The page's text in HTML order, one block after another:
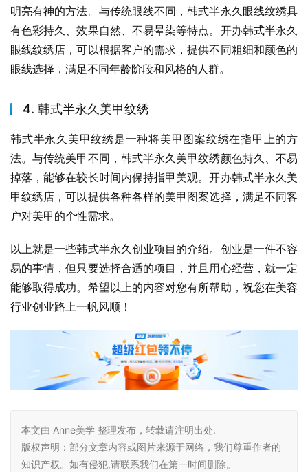
明亮有神的方法。与传统眼线不同，韩式半永久眼线纹绣具
有色彩持久、效果自然、不易晕染等特点。开办韩式半永久
眼线纹绣店，可以根据客户的需求，提供不同粗细和颜色的
眼线选择，满足不同年龄阶段和风格的人群。
4. 韩式半永久美甲纹绣
韩式半永久美甲纹绣是一种将美甲图案纹绣在指甲上的方
法。与传统美甲不同，韩式半永久美甲纹绣颜色持久、不易
掉落，能够在较长时间内保持指甲美观。开办韩式半永久美
甲纹绣店，可以提供各种各样的美甲图案选择，满足不同客
户对美甲的个性需求。
以上就是一些韩式半永久创业项目的介绍。创业是一件不容
易的事情，但只要选择合适的项目，并且用心经营，就一定
能够取得成功。希望以上的内容对您有所帮助，祝您在美容
行业创业路上一帆风顺！
本文由 Anne美学 整理发布，转载请注明出处.
版权声明：部分文章内容或图片来源于网络，我们尊重作者的
知识产权。如有侵犯,请联系我们在第一时间删除。